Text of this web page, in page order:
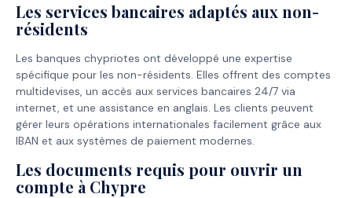
Les services bancaires adaptés aux non-
résidents
Les banques chypriotes ont développé une expertise
spécifique pour les non-résidents. Elles offrent des comptes
multidevises, un accès aux services bancaires 24/7 via
internet, et une assistance en anglais. Les clients peuvent
gérer leurs opérations internationales facilement grâce aux
IBAN et aux systèmes de paiement modernes.
Les documents requis pour ouvrir un
compte à Chypre